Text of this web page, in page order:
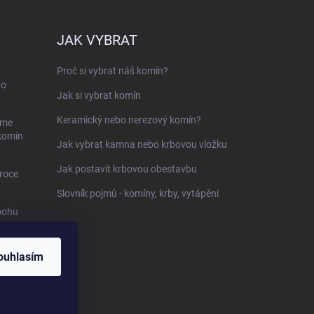
JAK VYBRAT
Proč si vybrat náš komín?
Jak si vybrat komín
Keramický nebo nerezový komín?
Jak vybrat kamna nebo krbovou vložku
Jak postavit krbovou obestavbu
Slovník pojmů - komíny, krby, vytápění